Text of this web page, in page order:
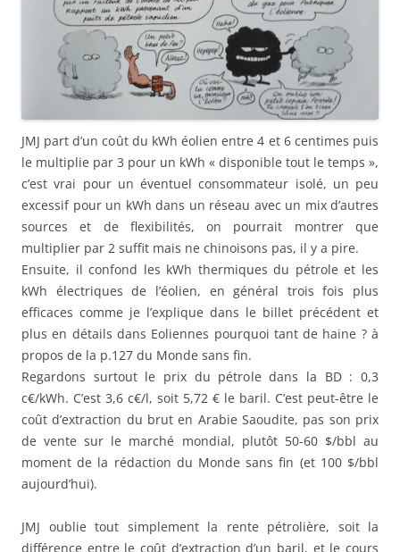
JMJ part d’un coût du kWh éolien entre 4 et 6 centimes puis
le multiplie par 3 pour un kWh « disponible tout le temps »,
c’est vrai pour un éventuel consommateur isolé, un peu
excessif pour un kWh dans un réseau avec un mix d’autres
sources et de flexibilités, on pourrait montrer que
multiplier par 2 suffit mais ne chinoisons pas, il y a pire.
Ensuite, il confond les kWh thermiques du pétrole et les
kWh électriques de l’éolien, en général trois fois plus
efficaces comme je l’explique dans le billet précédent et
plus en détails dans Eoliennes pourquoi tant de haine ? à
propos de la p.127 du Monde sans fin.
Regardons surtout le prix du pétrole dans la BD : 0,3
c€/kWh. C’est 3,6 c€/l, soit 5,72 € le baril. C’est peut-être le
coût d’extraction du brut en Arabie Saoudite, pas son prix
de vente sur le marché mondial, plutôt 50-60 $/bbl au
moment de la rédaction du Monde sans fin (et 100 $/bbl
aujourd’hui).
JMJ oublie tout simplement la rente pétrolière, soit la
différence entre le coût d’extraction d’un baril, et le cours